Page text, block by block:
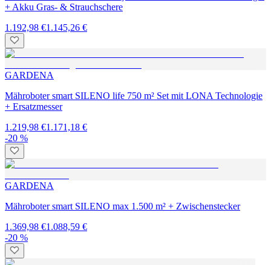
+ Akku Gras- & Strauchschere
1.192,98 €1.145,26 €
GARDENA
Mähroboter smart SILENO life 750 m² Set mit LONA Technologie
+ Ersatzmesser
1.219,98 €1.171,18 €
-20 %
GARDENA
Mähroboter smart SILENO max 1.500 m² + Zwischenstecker
1.369,98 €1.088,59 €
-20 %